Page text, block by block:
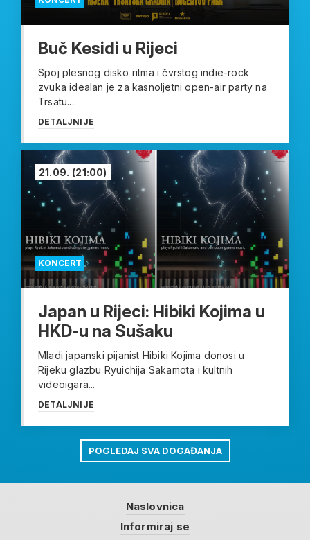
Buč Kesidi u Rijeci
Spoj plesnog disko ritma i čvrstog indie-rock
zvuka idealan je za kasnoljetni open-air party na
Trsatu....
DETALJNIJE
KONCERT
21.09. (21:00)
Japan u Rijeci: Hibiki Kojima u
HKD-u na Sušaku
Mladi japanski pijanist Hibiki Kojima donosi u
Rijeku glazbu Ryuichija Sakamota i kultnih
videoigara...
DETALJNIJE
POGLEDAJ SVA DOGAĐANJA
Naslovnica
Informiraj se